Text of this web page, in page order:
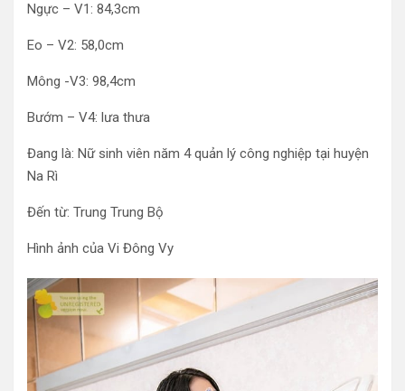
Ngực – V1: 84,3cm
Eo – V2: 58,0cm
Mông -V3: 98,4cm
Bướm – V4: lưa thưa
Đang là: Nữ sinh viên năm 4 quản lý công nghiệp tại huyện
Na Rì
Đến từ: Trung Trung Bộ
Hình ảnh của Vi Đông Vy